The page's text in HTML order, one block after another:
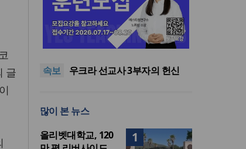
글
속보
인도 마하라슈트라주 개종 금
지법 시행… 기독교계 강력 반
올리벳대학교, 120만 평 리버사
인… 장기 개발 기반 확보
한인 목회자 석방돼
우크라 선교사 3부자의 헌신
지법 시행… 기독교계 강력 반
올리벳대학교, 120만 평 리버사
이드 대학 캠퍼스 영구 사용 승
인… 장기 개발 기반 확보
많이 본 뉴스
1
올리벳대학교, 120